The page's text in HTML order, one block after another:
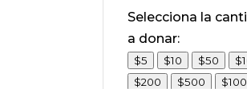
Selecciona la
a donar:
$5 $10 $50
$200
$500